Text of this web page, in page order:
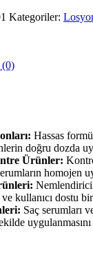
Kategoriler:
(0)
Hassas
doğru dozda
Ürünler:
homojen
kullanıcı dostu
Saç serumları
uygulanmasını